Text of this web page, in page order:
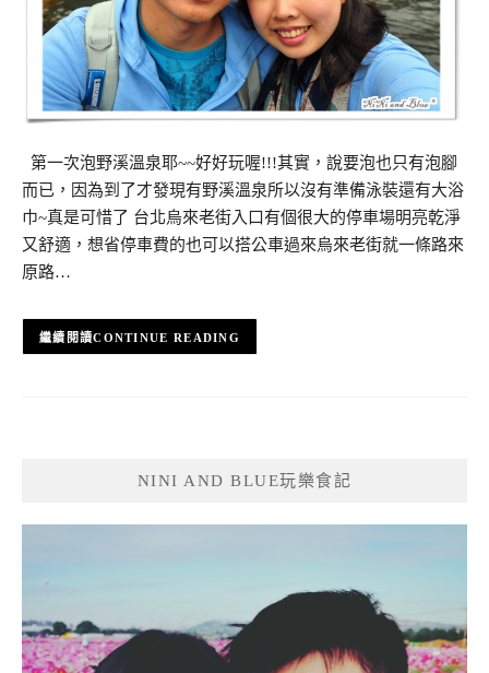
第一次泡野溪溫泉耶~~好好玩喔!!!其實，說要泡也只有泡腳
而已，因為到了才發現有野溪溫泉所以沒有準備泳裝還有大浴
巾~真是可惜了 台北烏來老街入口有個很大的停車場明亮乾淨
又舒適，想省停車費的也可以搭公車過來烏來老街就一條路來
原路…
CONTINUE READING
NINI AND BLUE玩樂食記